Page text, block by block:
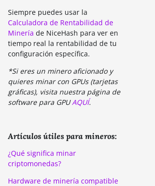
Siempre puedes usar la
Calculadora de Rentabilidad de
Minería de NiceHash para ver en
tiempo real la rentabilidad de tu
configuración específica.
*Si eres un minero aficionado y
quieres minar con GPUs (tarjetas
gráficas), visita nuestra página de
software para GPUAQUÍ.
Artículos útiles para mineros:
¿Qué significa minar
criptomonedas?
Hardware de minería compatible